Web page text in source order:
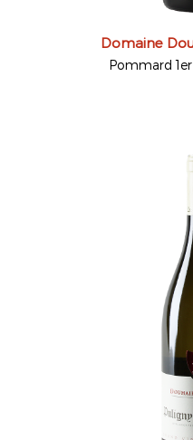
Domaine
Pommard